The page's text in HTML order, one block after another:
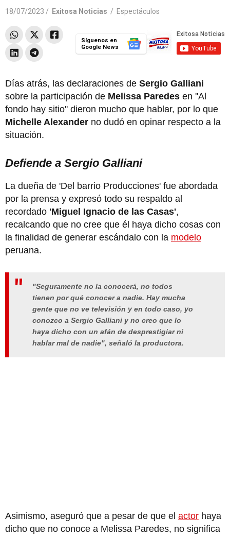
18/07/2023 / Exitosa Noticias / Espectáculos
Síguenos en
Google News
Días atrás, las declaraciones de Sergio Galliani
sobre la participación de Melissa Paredes en ''Al
fondo hay sitio'' dieron mucho que hablar, por lo que
Michelle Alexander no dudó en opinar respecto a la
situación.
Defiende a Sergio Galliani
La dueña de 'Del barrio Producciones' fue abordada
por la prensa y expresó todo su respaldo al
recordado 'Miguel Ignacio de las Casas',
recalcando que no cree que él haya dicho cosas con
la finalidad de generar escándalo con la modelo
peruana.
"Seguramente no la conocerá, no todos
tienen por qué conocer a nadie. Hay mucha
gente que no ve televisión y en todo caso, yo
conozco a Sergio Galliani y no creo que lo
haya dicho con un afán de desprestigiar ni
hablar mal de nadie", señaló la productora.
Asimismo, aseguró que a pesar de que el actor haya
dicho que no conoce a Melissa Paredes, no significa